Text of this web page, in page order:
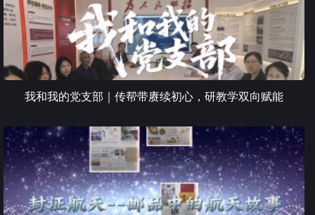
我和我的党支部｜传帮带赓续初心，研教学双向赋能